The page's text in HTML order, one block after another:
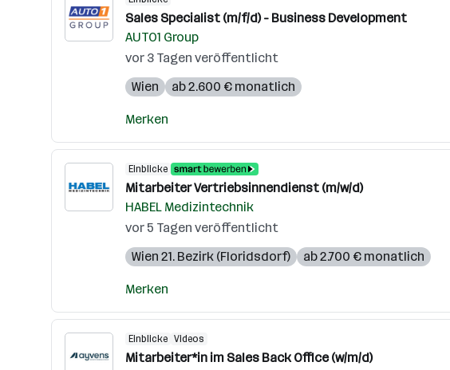
Sales Specialist (m/f/d) - Business Development
AUTO1 Group
vor 3 Tagen veröffentlicht
Wien
ab 2.600 € monatlich
Merken
Einblicke
Mitarbeiter Vertriebsinnendienst (m/w/d)
HABEL Medizintechnik
vor 5 Tagen veröffentlicht
Wien 21. Bezirk (Floridsdorf)
ab 2.700 € monatlich
Merken
Einblicke Videos
Mitarbeiter*in im Sales Back Office (w/m/d)